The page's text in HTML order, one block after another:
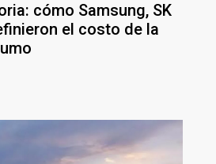
cómo Samsung, SK
el costo de la